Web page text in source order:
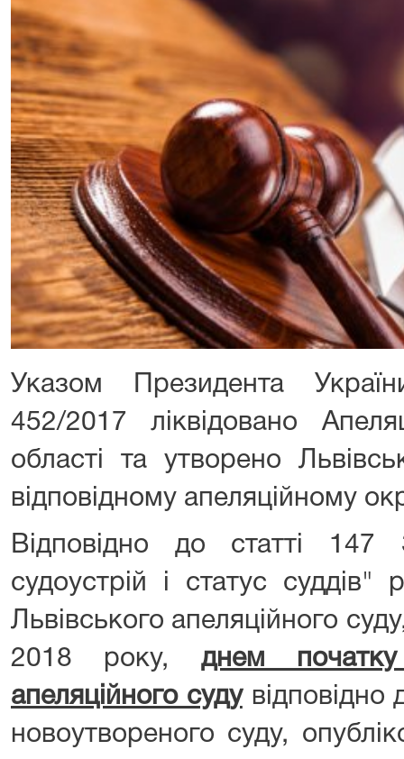
Указом Президента
452/2017 ліквідовано
області та утворено
відповідному апеляційному
Відповідно до статті
судоустрій і статус суддів"
Львівського апеляційного
2018 року, днем
апеляційного судувідповідно
новоутвореного суду,